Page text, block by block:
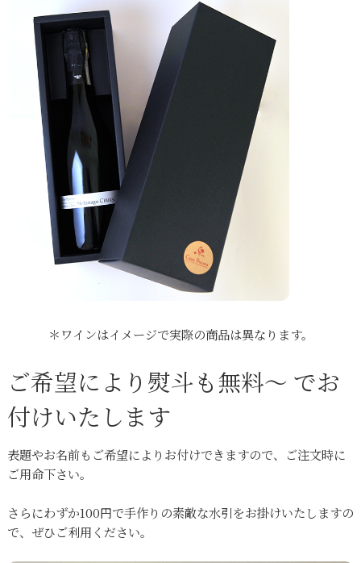
＊ワインはイメージで実際の商品は異なります。
ご希望により熨斗も無料～ でお
付けいたします
表題やお名前もご希望によりお付けできますので、ご注文時に
ご用命下さい。
さらにわずか100円で手作りの素敵な水引をお掛けいたしますの
で、ぜひご利用ください。